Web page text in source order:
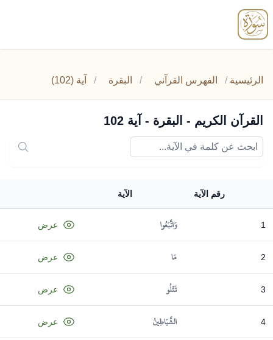
الرئيسية / الفهرس القرآني / البقرة / آية (102)
القرآن الكريم - البقرة - آية 102
رقم الآية الآية
1 وَاتَّبَعُوا عرض
2 مَا عرض
3 تَتْلُو عرض
4 الشَّيَاطِينُ عرض